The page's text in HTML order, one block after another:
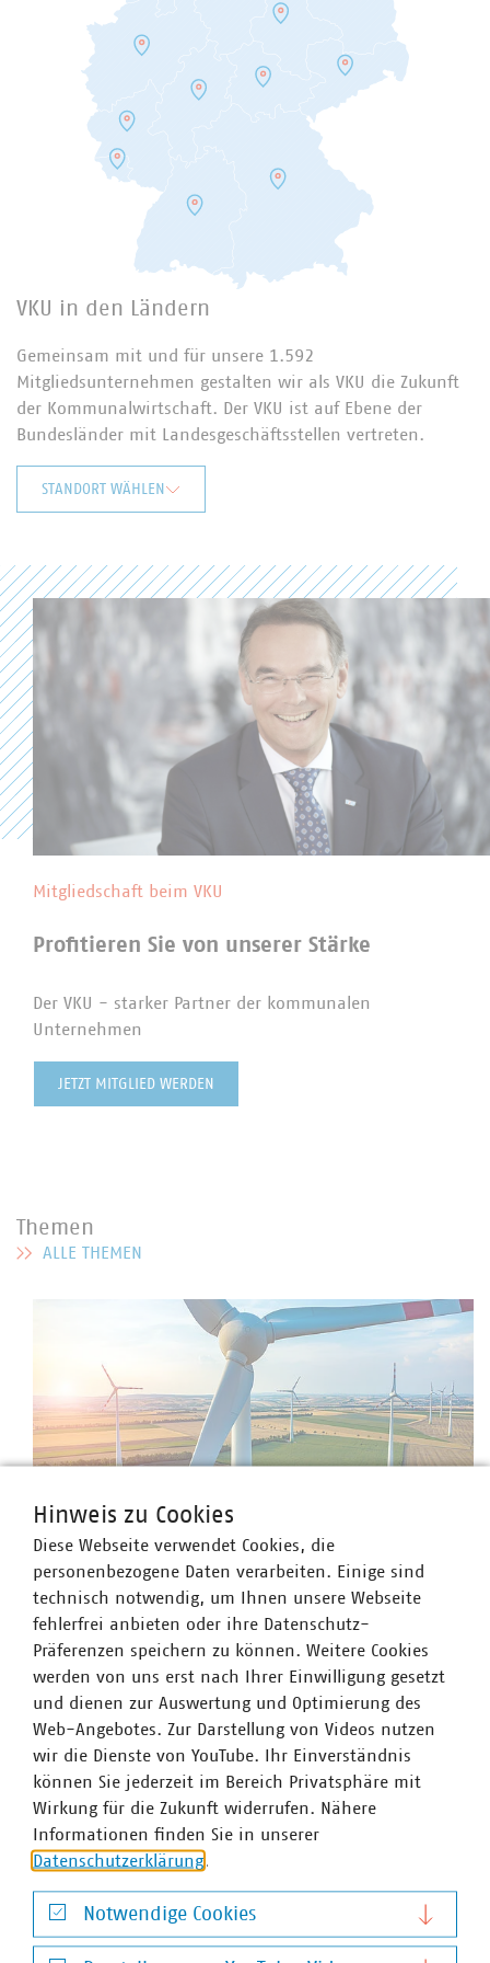
VKU in den Ländern
Gemeinsam mit und für unsere 1.592
Mitgliedsunternehmen gestalten wir als VKU die Zukunft
der Kommunalwirtschaft. Der VKU ist auf Ebene der
Bundesländer mit Landesgeschäftsstellen vertreten.
STANDORT WÄHLEN
Berlin/Brandenburg
Hessen
Niedersachsen/Bremen
Nord
Nordrhein-Westfalen
Rheinland-Pfalz
Saarland
Sachsen
Sachsen-Anhalt
Thüringen
Landesgruppen in der Abfallwirtschaft
Mitgliedschaft beim VKU
Profitieren Sie von unserer Stärke
Der VKU - starker Partner der kommunalen
Unternehmen
JETZT MITGLIED WERDEN
Themen
MEHR ZU THEMEN
ALLE THEMEN
Stadtwerke in Deutschland setzen die
Energiewende vor Ort um. Sie sind die
wichtigsten Akteure für deren Gelingen.
© Stockr/stock.adobe.com
Europa
Eine starke kommunale Selbstverwaltung mit
starken kommunalen Unternehmen setzen eine
europäische Gesetzgebung erfolgreich um.
Hinweis zu Cookies
Diese Webseite verwendet Cookies, die
personenbezogene Daten verarbeiten. Einige sind
technisch notwendig, um Ihnen unsere Webseite
fehlerfrei anbieten oder ihre Datenschutz-
Präferenzen speichern zu können. Weitere Cookies
werden von uns erst nach Ihrer Einwilligung gesetzt
und dienen zur Auswertung und Optimierung des
Web-Angebotes. Zur Darstellung von Videos nutzen
wir die Dienste von YouTube. Ihr Einverständnis
können Sie jederzeit im Bereich Privatsphäre mit
Wirkung für die Zukunft widerrufen. Nähere
Informationen finden Sie in unserer
Datenschutzerklärung.
Notwendige Cookies
Notwendige Cookies